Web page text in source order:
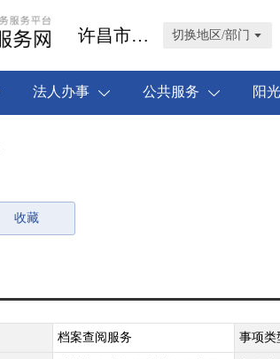
许昌市禹州市 切换地区/部门
法人办事 公共服务 阳
收藏
档案查阅服务 事项类